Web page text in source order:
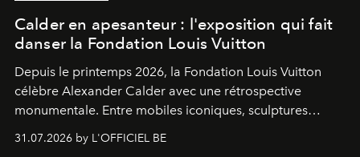
Calder en apesanteur : l'exposition qui fait
danser la Fondation Louis Vuitton
Depuis le printemps 2026, la Fondation Louis Vuitton
célèbre Alexander Calder avec une rétrospective
monumentale. Entre mobiles iconiques, sculptures
américain investit les espaces imaginés par Frank Gehry
31.07.2026 by L'OFFICIEL BE